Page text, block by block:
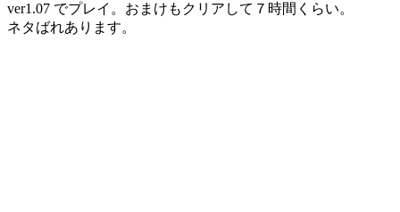
ver1.07 でプレイ。おまけもクリアして７時間くらい。
ネタばれあります。